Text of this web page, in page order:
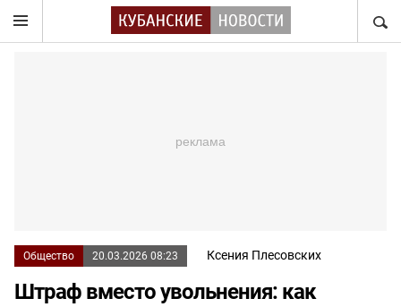
Общество 20.03.2026 08:23 Ксения Плесовских
Штраф вместо увольнения: как